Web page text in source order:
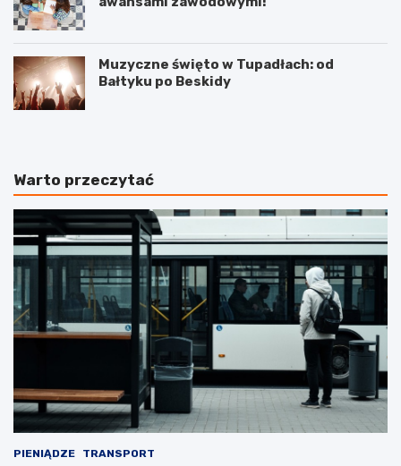
Muzyczne święto w Tupadłach: od
Bałtyku po Beskidy
Warto przeczytać
PIENIĄDZE TRANSPORT